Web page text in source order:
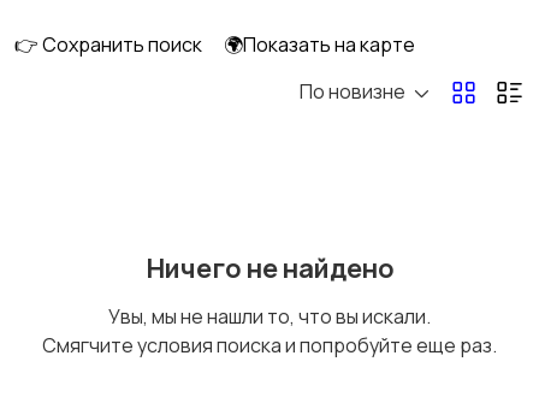
Оформление
👉 Сохранить поиск
🌍Показать на карте
По новизне
Ничего не найдено
Увы, мы не нашли то, что вы искали.
Смягчите условия поиска и попробуйте еще раз.